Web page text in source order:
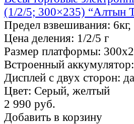
(1/2/5; 300×235) “Алтын
Предел взвешивания:
Цена деления: 1/2/5 г
Размер платформы:
Встроенный аккумулятор:
Дисплей с двух сторон: да
Цвет: Серый, желтый
2 990 руб.
Добавить в корзину